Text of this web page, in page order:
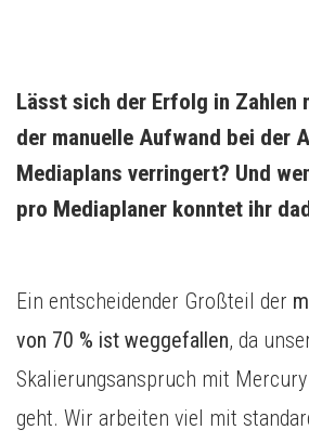
Lässt sich der Erfolg in Zahlen
der manuelle Aufwand bei der
Mediaplans verringert? Und
Ein entscheidender Großteil der
von 70 % ist weggefallen, da
Skalierungsanspruch mit
geht. Wir arbeiten viel mit